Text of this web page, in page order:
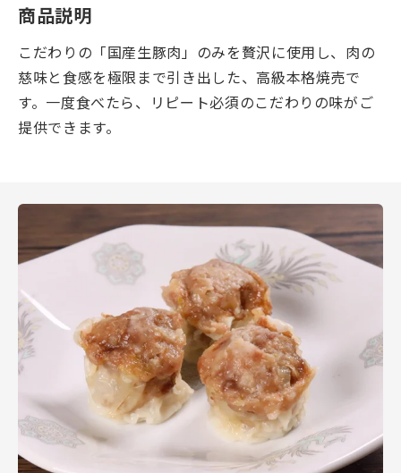
商品説明
こだわりの「国産生豚肉」のみを贅沢に使用し、肉の
慈味と食感を極限まで引き出した、高級本格焼売で
す。一度食べたら、リピート必須のこだわりの味がご
提供できます。